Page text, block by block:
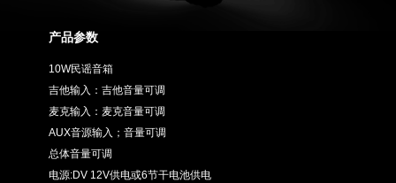
产品参数
10W民谣音箱
吉他输入：吉他音量可调
麦克输入：麦克音量可调
AUX音源输入；音量可调
总体音量可调
电源:DV 12V供电或6节干电池供电